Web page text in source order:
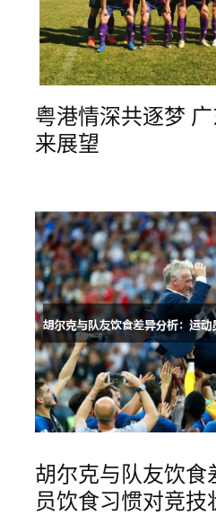
粤港情深共逐梦
来展望
胡尔克与队友饮食
员饮食习惯对竞技